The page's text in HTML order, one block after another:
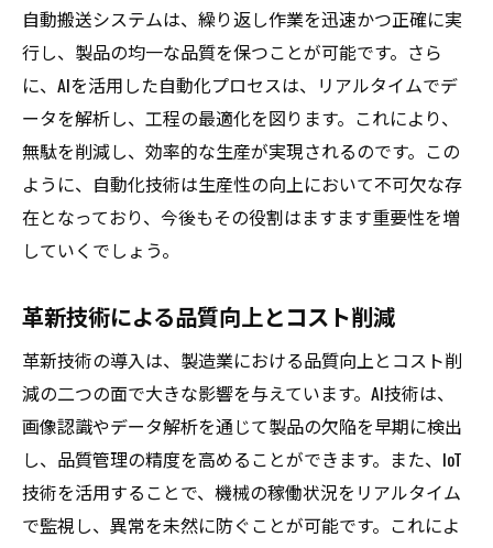
自動搬送システムは、繰り返し作業を迅速かつ正確に実
行し、製品の均一な品質を保つことが可能です。さら
に、AIを活用した自動化プロセスは、リアルタイムでデ
ータを解析し、工程の最適化を図ります。これにより、
無駄を削減し、効率的な生産が実現されるのです。この
ように、自動化技術は生産性の向上において不可欠な存
在となっており、今後もその役割はますます重要性を増
していくでしょう。
革新技術による品質向上とコスト削減
革新技術の導入は、製造業における品質向上とコスト削
減の二つの面で大きな影響を与えています。AI技術は、
画像認識やデータ解析を通じて製品の欠陥を早期に検出
し、品質管理の精度を高めることができます。また、IoT
技術を活用することで、機械の稼働状況をリアルタイム
で監視し、異常を未然に防ぐことが可能です。これによ